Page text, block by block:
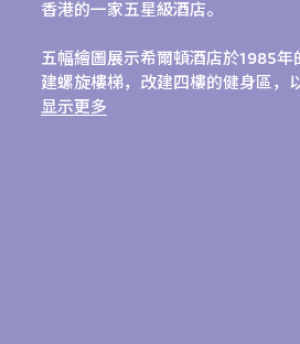
香港的一家五星級酒店。
五幅繪圖展示希爾頓酒店於1985年
建螺旋樓梯，改建四樓的健身區，
廳。透明正片和幻燈片展示酒店的
显示更多